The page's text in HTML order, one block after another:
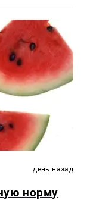
день назад
норму